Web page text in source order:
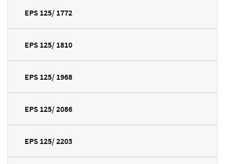
EPS 125/ 1772
EPS 125/ 1810
EPS 125/ 1968
EPS 125/ 2086
EPS 125/ 2203